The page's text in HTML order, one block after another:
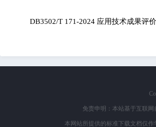
DB3502/T 171-2024 应用技术成果评
免责申明：本站基于互联
本网站所提供的标准下载文档仅